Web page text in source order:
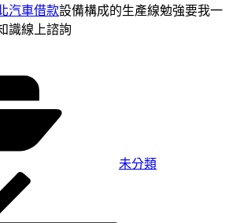
汽車借款設備構成的生產線勉強要我一
識線上諮詢
未分類